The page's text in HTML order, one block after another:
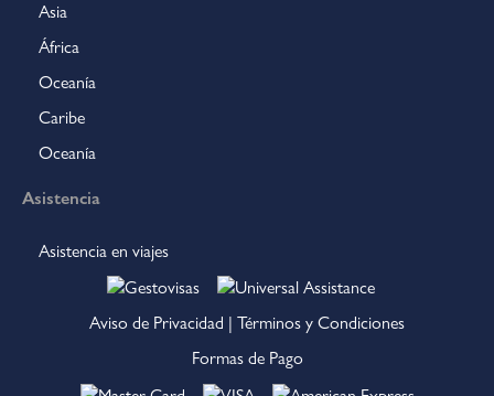
Asia
África
Oceanía
Caribe
Oceanía
Asistencia
Asistencia en viajes
Aviso de Privacidad | Términos y Condiciones
Formas de Pago